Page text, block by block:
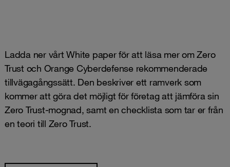
Ladda ner vårt White paper för att läsa mer om Zero
Trust och Orange Cyberdefense rekommenderade
tillvägagångssätt. Den beskriver ett ramverk som
kommer att göra det möjligt för företag att jämföra sin
Zero Trust-mognad, samt en checklista som tar er från
en teori till Zero Trust.